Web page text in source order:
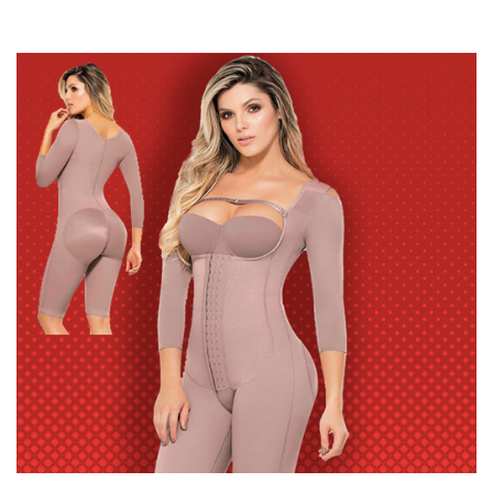
hasta